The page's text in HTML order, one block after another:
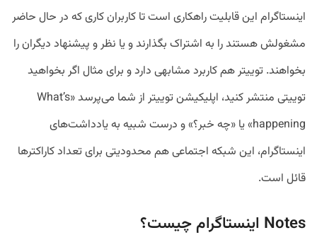
اینستاگرام این قابلیت راهکاری است تا کاربران کاری که در حال حاضر
مشغولش هستند را به اشتراک بگذارند و یا نظر و پیشنهاد دیگران را
بخواهند. توییتر هم کاربرد مشابهی دارد و برای مثال اگر بخواهید
توییتی منتشر کنید، اپلیکیشن توییتر از شما می‌پرسد «What’s
happening» یا «چه خبر؟» و درست شبیه به یادداشت‌های
اینستاگرام، این شبکه اجتماعی هم محدودیتی برای تعداد کاراکتر‌ها
قائل است.
Notes اینستاگرام چیست؟